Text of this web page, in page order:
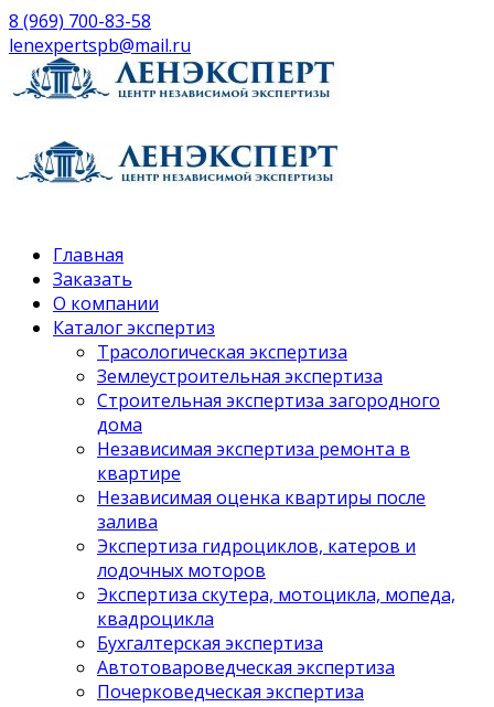
8 (969) 700-83-58
lenexpertspb@mail.ru
Главная
Заказать
О компании
Каталог экспертиз
Трасологическая экспертиза
Землеустроительная экспертиза
Строительная экспертиза загородного
дома
Независимая экспертиза ремонта в
квартире
Независимая оценка квартиры после
залива
Экспертиза гидроциклов, катеров и
лодочных моторов
Экспертиза скутера, мотоцикла, мопеда,
квадроцикла
Бухгалтерская экспертиза
Автотовароведческая экспертиза
Почерковедческая экспертиза